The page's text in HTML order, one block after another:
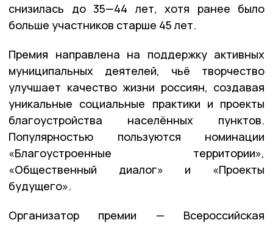
снизилась до 35—44 лет, хотя ранее было
больше участников старше 45 лет.
Премия направлена на поддержку активных
муниципальных деятелей, чьё творчество
улучшает качество жизни россиян, создавая
уникальные социальные практики и проекты
благоустройства населённых пунктов.
Популярностью пользуются номинации
«Благоустроенные территории»,
«Общественный диалог» и «Проекты
будущего».
Организатор премии — Всероссийская